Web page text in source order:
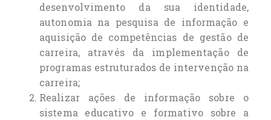
desenvolvimento da sua identidade,
autonomia na pesquisa de informação e
aquisição de competências de gestão de
carreira, através da implementação de
programas estruturados de intervenção na
carreira;
Realizar ações de informação sobre o
sistema educativo e formativo sobre a